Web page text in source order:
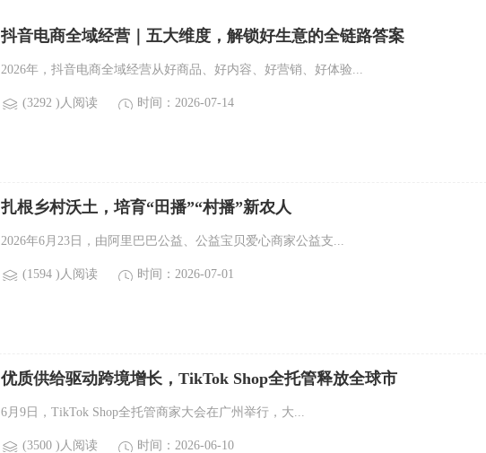
抖音电商全域经营｜五大维度，解锁好生意的全链路答案
2026年，抖音电商全域经营从好商品、好内容、好营销、好体验...
(3292 )人阅读 时间：2026-07-14
扎根乡村沃土，培育“田播”“村播”新农人
2026年6月23日，由阿里巴巴公益、公益宝贝爱心商家公益支...
(1594 )人阅读 时间：2026-07-01
优质供给驱动跨境增长，TikTok Shop全托管释放全球市
6月9日，TikTok Shop全托管商家大会在广州举行，大...
(3500 )人阅读 时间：2026-06-10